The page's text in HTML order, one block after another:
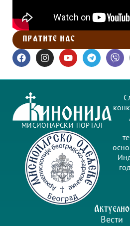
ПРАТИТЕ НАС
МИСИОНАРСКИ ПОРТАЛ
Актуелно
Вести